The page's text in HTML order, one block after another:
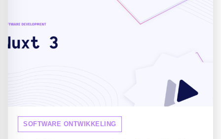
SOFTWARE ONTWIKKELING